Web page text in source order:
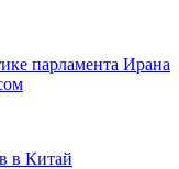
парламента Ирана
в Китай